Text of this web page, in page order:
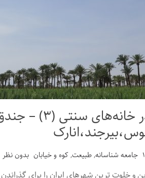
تجربه زندگی در خانه‌های سنتی
جامعه شناسانه,طبیعت,کوه و خیابان بدون نظر